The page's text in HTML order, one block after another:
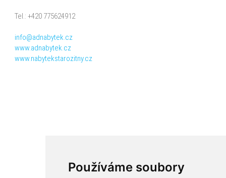
Používáme soubory
Tel.: +420 775624912
info@adnabytek.cz
www.adnabytek.cz
www.nabytekstarozitny.cz